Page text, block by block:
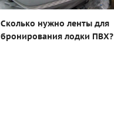
Сколько нужно ленты для
бронирования лодки ПВХ?